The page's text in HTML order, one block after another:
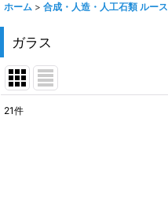
ホーム > 合成・人造・人工石類 ルース
ガラス
21件